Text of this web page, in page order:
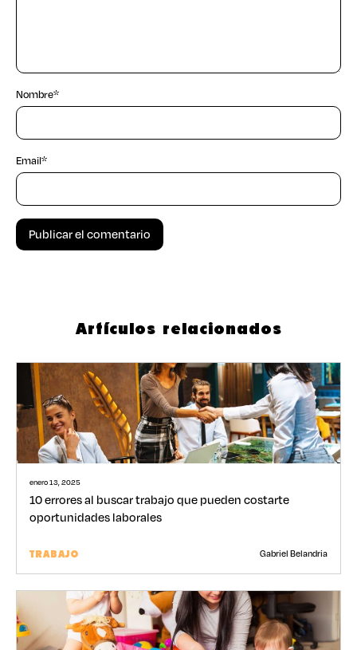
Nombre*
Email*
Artículos relacionados
enero 13, 2025
10 errores al buscar trabajo que pueden costarte
oportunidades laborales
TRABAJO Gabriel Belandria